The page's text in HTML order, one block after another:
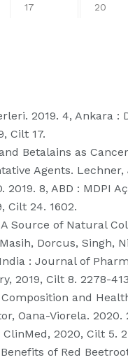
17 20
2019. 4, Ankara :
Cilt 17.
Betalains as Cancer
Agents. Lechner,
2019. 8, ABD : MDPI
Cilt 24. 1602.
Source of Natural
Dorcus, Singh,
: Journal of
2019, Cilt 8. 2278-
Composition and
Oana-Viorela. 2020.
2020, Cilt 5.
of Red